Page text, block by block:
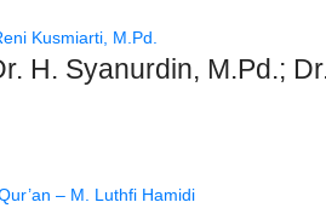
H. Syanurdin, M.Pd.;